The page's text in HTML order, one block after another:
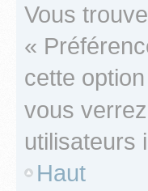
Vous
«
cette
vous
utilisateurs
Haut